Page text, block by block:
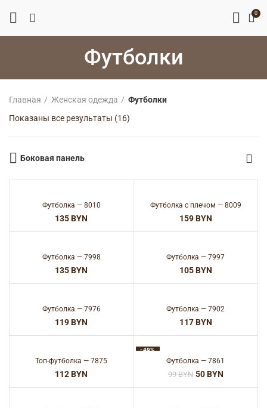
0
Футболки
Главная Женская одежда
Футболки
Показаны все результаты (16)
Боковая панель
Футболка — 8010
BYN
Футболка с плечом — 8009
BYN
Футболка — 7998
BYN
Футболка — 7997
BYN
Футболка — 7976
BYN
Футболка — 7902
BYN
Топ-футболка — 7875
BYN
-49%
Футболка — 7861
99BYN 50BYN